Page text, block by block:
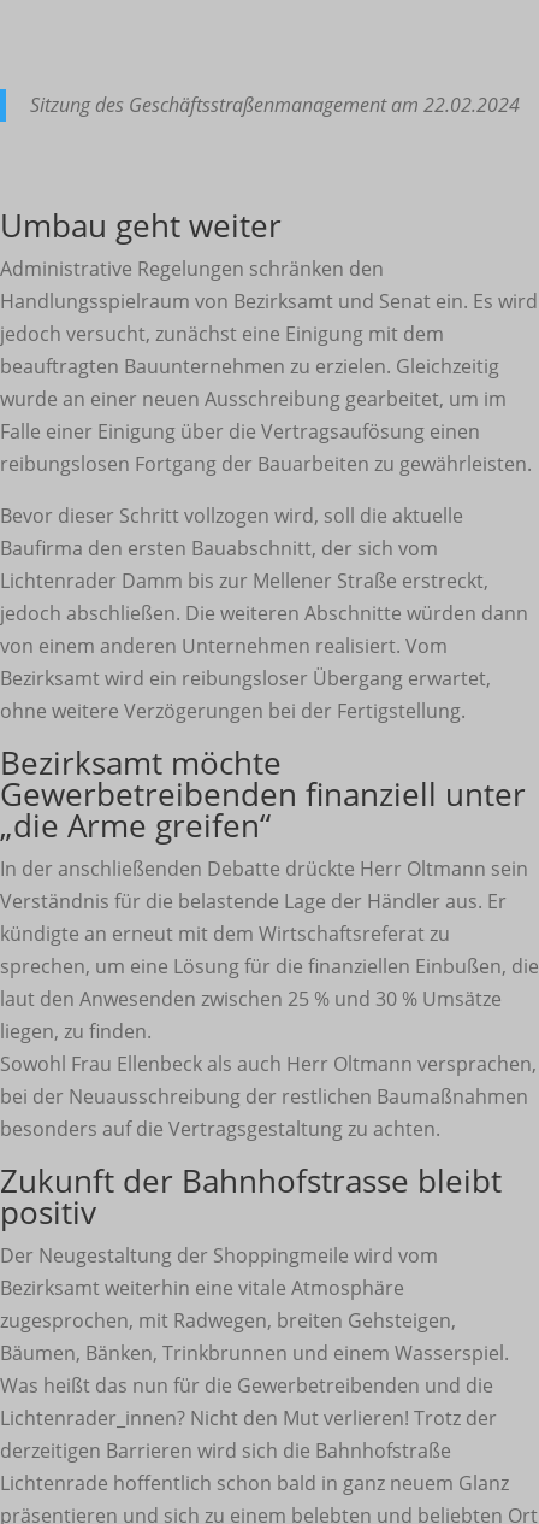
Sitzung des Geschäftsstraßenmanagement am 22.02.2024
Umbau geht weiter
Administrative Regelungen schränken den
Handlungsspielraum von Bezirksamt und Senat ein. Es wird
jedoch versucht, zunächst eine Einigung mit dem
beauftragten Bauunternehmen zu erzielen. Gleichzeitig
wurde an einer neuen Ausschreibung gearbeitet, um im
Falle einer Einigung über die Vertragsaufösung einen
reibungslosen Fortgang der Bauarbeiten zu gewährleisten.
Bevor dieser Schritt vollzogen wird, soll die aktuelle
Baufirma den ersten Bauabschnitt, der sich vom
Lichtenrader Damm bis zur Mellener Straße erstreckt,
jedoch abschließen. Die weiteren Abschnitte würden dann
von einem anderen Unternehmen realisiert. Vom
Bezirksamt wird ein reibungsloser Übergang erwartet,
ohne weitere Verzögerungen bei der Fertigstellung.
Bezirksamt möchte
Gewerbetreibenden finanziell unter
„die Arme greifen“
In der anschließenden Debatte drückte Herr Oltmann sein
Verständnis für die belastende Lage der Händler aus. Er
kündigte an erneut mit dem Wirtschaftsreferat zu
sprechen, um eine Lösung für die finanziellen Einbußen, die
laut den Anwesenden zwischen 25 % und 30 % Umsätze
liegen, zu finden.
Sowohl Frau Ellenbeck als auch Herr Oltmann versprachen,
bei der Neuausschreibung der restlichen Baumaßnahmen
besonders auf die Vertragsgestaltung zu achten.
Zukunft der Bahnhofstrasse bleibt
positiv
Der Neugestaltung der Shoppingmeile wird vom
Bezirksamt weiterhin eine vitale Atmosphäre
zugesprochen, mit Radwegen, breiten Gehsteigen,
Bäumen, Bänken, Trinkbrunnen und einem Wasserspiel.
Was heißt das nun für die Gewerbetreibenden und die
Lichtenrader_innen? Nicht den Mut verlieren! Trotz der
derzeitigen Barrieren wird sich die Bahnhofstraße
Lichtenrade hoffentlich schon bald in ganz neuem Glanz
präsentieren und sich zu einem belebten und beliebten Ort